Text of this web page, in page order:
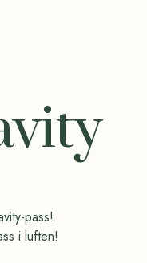
pass!
i luften!